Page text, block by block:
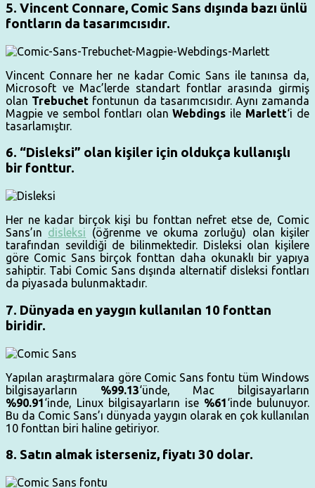
5. Vincent Connare, Comic Sans dışında bazı ünlü
fontların da tasarımcısıdır.
Vincent Connare her ne kadar Comic Sans ile tanınsa da,
Microsoft ve Mac’lerde standart fontlar arasında girmiş
olan Trebuchet fontunun da tasarımcısıdır. Aynı zamanda
Magpie ve sembol fontları olanWebdings ile Marlett‘i de
tasarlamıştır.
6. “Disleksi” olan kişiler için oldukça kullanışlı
bir fonttur.
Her ne kadar birçok kişi bu fonttan nefret etse de, Comic
Sans’ın disleksi (öğrenme ve okuma zorluğu) olan kişiler
tarafından sevildiği de bilinmektedir. Disleksi olan kişilere
göre Comic Sans birçok fonttan daha okunaklı bir yapıya
sahiptir. Tabi Comic Sans dışında alternatif disleksi fontları
da piyasada bulunmaktadır.
7. Dünyada en yaygın kullanılan 10 fonttan
biridir.
Yapılan araştırmalara göre Comic Sans fontu tüm Windows
bilgisayarların %99.13‘ünde, Mac bilgisayarların
%90.91‘inde, Linux bilgisayarların ise %61‘inde bulunuyor.
Bu da Comic Sans’ı dünyada yaygın olarak en çok kullanılan
10 fonttan biri haline getiriyor.
8. Satın almak isterseniz, fiyatı 30 dolar.